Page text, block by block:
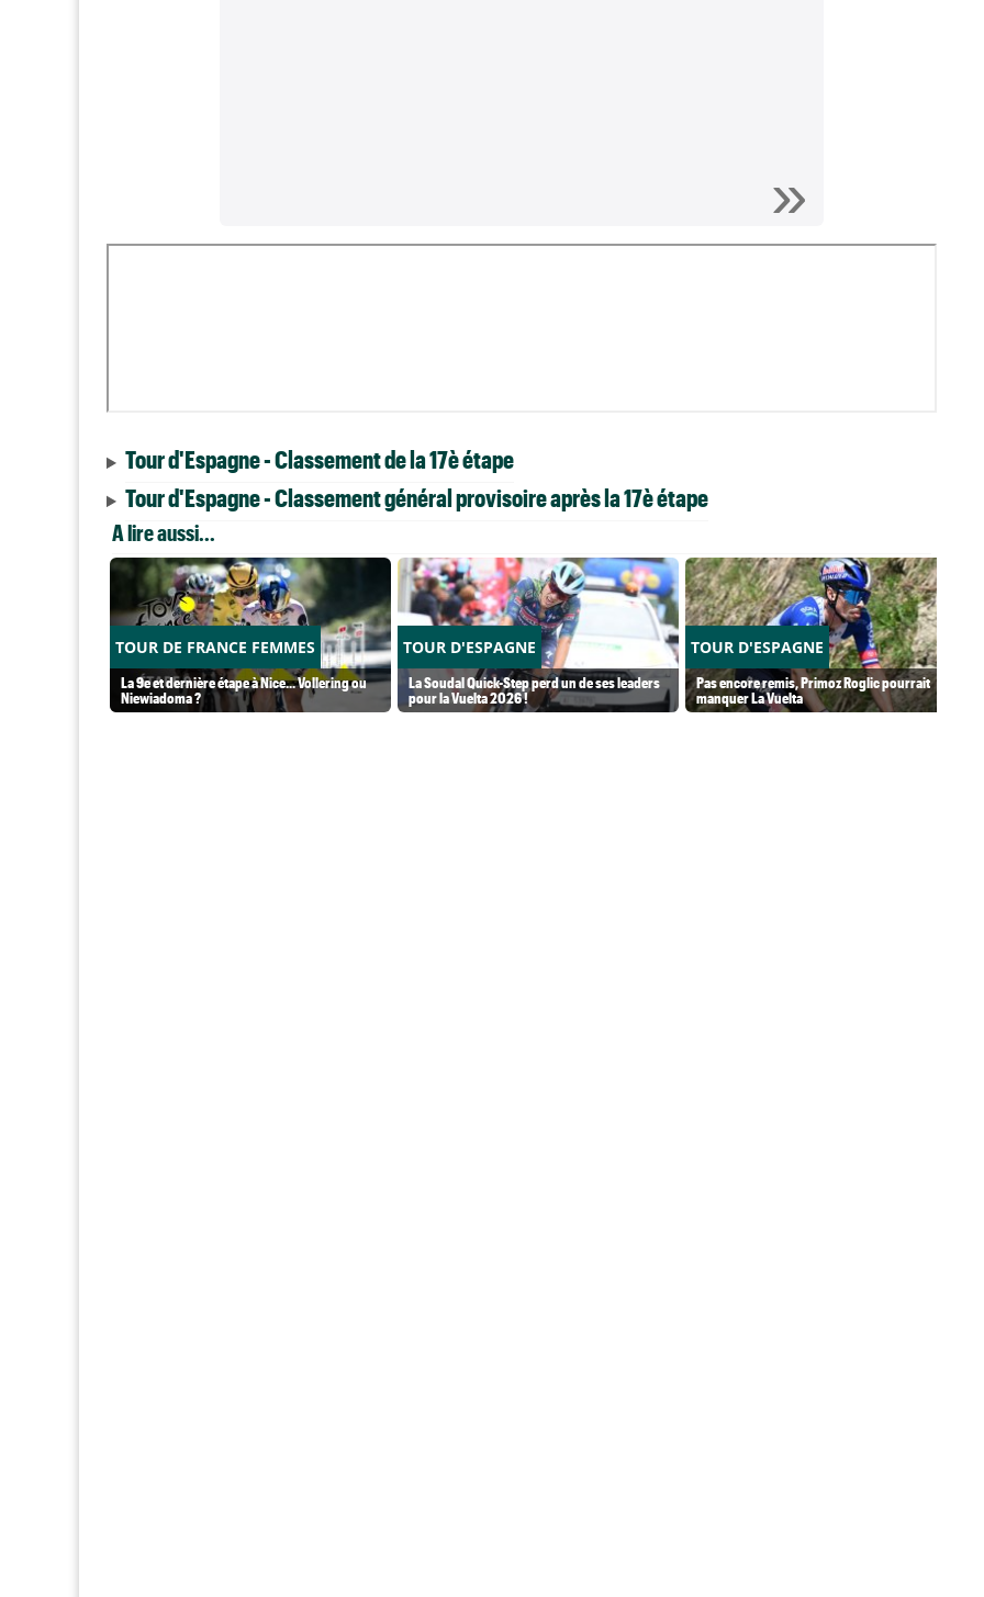
Tour d'Espagne - Classement de la 17è étape
Tour d'Espagne - Classement général provisoire après la 17è étape
A lire aussi...
TOUR DE FRANCE FEMMES
La 9e et dernière étape à Nice... Vollering ou
Niewiadoma ?
TOUR D'ESPAGNE
La Soudal Quick-Step perd un de ses leaders
pour la Vuelta 2026 !
TOUR D'ESPAGNE
Pas encore remis, Primoz Roglic pourrait
manquer La Vuelta